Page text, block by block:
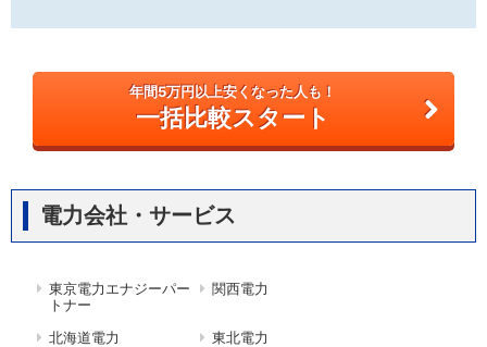
年間5万円以上安くなった人も！
一括比較スタート
電力会社・サービス
東京電力エナジーパー
トナー
関西電力
北海道電力
東北電力